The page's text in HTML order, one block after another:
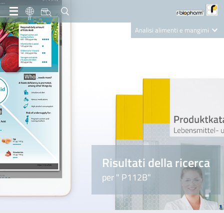
IT
Analisi alimenti e mangimi
Nutrition Care
Risultati della ricerca
per " P112B"